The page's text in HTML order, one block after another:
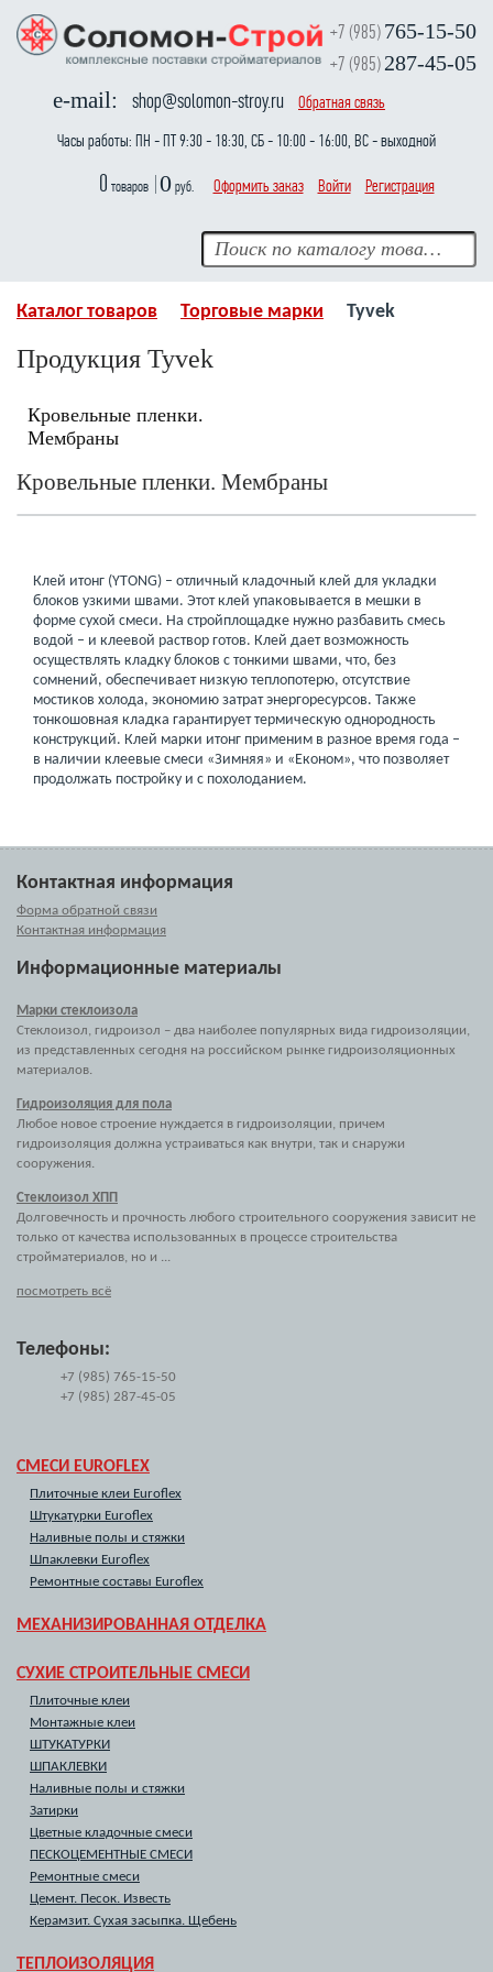
0 товаров 0руб. Оформить заказ Войти Регистрация
e-mail: shop@solomon-stroy.ru Обратная связь
+7 (985) 765-15-50
+7 (985) 287-45-05
Часы работы: ПН - ПТ 9:30 - 18:30 СБ - 10:00 - 16:00 ВС - выходной
Каталог товаров Торговые марки Tyvek
Продукция Tyvek
Кровельные пленки.
Мембраны
Кровельные пленки. Мембраны
Клей итонг (YTONG) – отличный кладочный клей для укладки
блоков узкими швами. Этот клей упаковывается в мешки в
форме сухой смеси. На стройплощадке нужно разбавить смесь
водой – и клеевой раствор готов. Клей дает возможность
осуществлять кладку блоков с тонкими швами, что, без
сомнений, обеспечивает низкую теплопотерю, отсутствие
мостиков холода, экономию затрат энергоресурсов. Также
тонкошовная кладка гарантирует термическую однородность
конструкций. Клей марки итонг применим в разное время года –
в наличии клеевые смеси «Зимняя» и «Економ», что позволяет
продолжать постройку и с похолоданием.
СМЕСИ EUROFLEX
Плиточные клеи Euroflex
Штукатурки Euroflex
Наливные полы и стяжки
Шпаклевки Euroflex
Ремонтные составы Euroflex
МЕХАНИЗИРОВАННАЯ ОТДЕЛКА
СУХИЕ СТРОИТЕЛЬНЫЕ СМЕСИ
Плиточные клеи
Монтажные клеи
ШТУКАТУРКИ
ШПАКЛЕВКИ
Наливные полы и стяжки
Затирки
Цветные кладочные смеси
ПЕСКОЦЕМЕНТНЫЕ СМЕСИ
Ремонтные смеси
Цемент. Песок. Известь
Керамзит. Сухая засыпка. Щебень
ТЕПЛОИЗОЛЯЦИЯ
Контактная информация
Форма обратной связи
Контактная информация
Информационные материалы
Марки стеклоизола
Стеклоизол, гидроизол – два наиболее популярных вида гидроизоляции,
из представленных сегодня на российском рынке гидроизоляционных
материалов.
Гидроизоляция для пола
Любое новое строение нуждается в гидроизоляции, причем
гидроизоляция должна устраиваться как внутри, так и снаружи
сооружения.
Стеклоизол ХПП
Долговечность и прочность любого строительного сооружения зависит не
только от качества использованных в процессе строительства
стройматериалов, но и ...
посмотреть всё
Телефоны:
+7 (985) 765-15-50
+7 (985) 287-45-05